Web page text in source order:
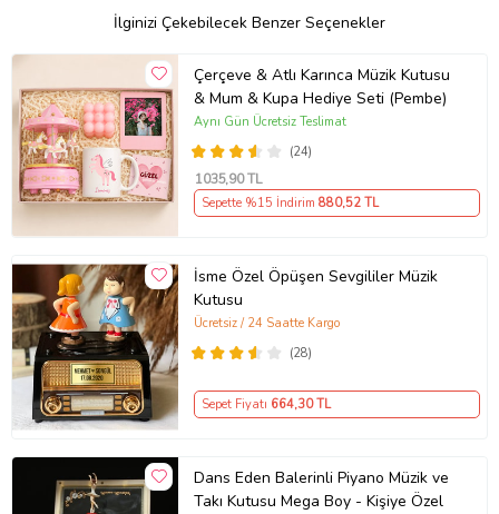
kc7816338
İlginizi Çekebilecek Benzer Seçenekler
Çerçeve & Atlı Karınca Müzik Kutusu
& Mum & Kupa Hediye Seti (Pembe)
(24)
Aynı Gün Ücretsiz Teslimat
1035,90 TL
Sepette %15 İndirim 880,52 TL
İsme Özel Öpüşen Sevgililer Müzik
Kutusu
(28)
Ücretsiz / 24 Saatte Kargo
Sepet Fiyatı 664,30 TL
Dans Eden Balerinli Piyano Müzik ve
Takı Kutusu Mega Boy - Kişiye Özel